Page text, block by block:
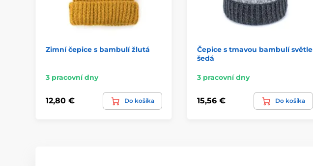
Zimní čepice s bambulí žlutá
3 pracovní dny
12,80 € Do košíka
Čepice s tmavou bambulí světle
šedá
3 pracovní dny
15,56 € Do košíka